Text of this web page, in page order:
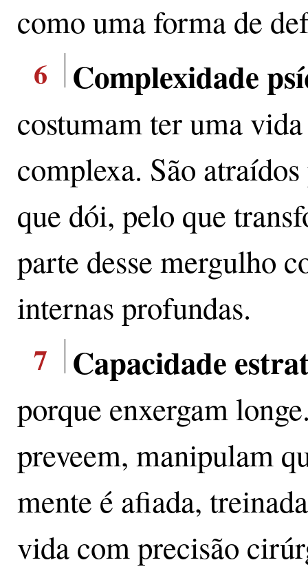
como uma forma de
6 Complexidade
costumam ter uma
complexa. São
que dói, pelo que
parte desse mergulho
internas profundas.
7 Capacidade
porque enxergam
preveem, manipulam
mente é afiada,
vida com precisão